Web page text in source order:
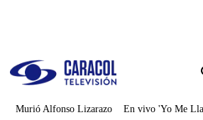
Murió Alfonso Lizarazo En vivo 'Yo Me